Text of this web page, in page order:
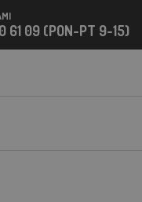
61 09 (PON-PT 9-15)